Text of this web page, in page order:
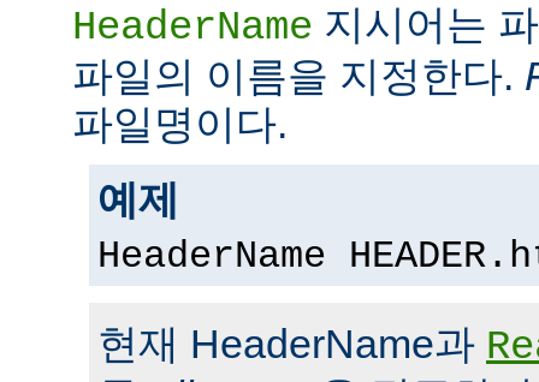
HeaderName 지시어는
파일의 이름을 지정한다.
파일명이다.
예제
HeaderName
현재 HeaderName과